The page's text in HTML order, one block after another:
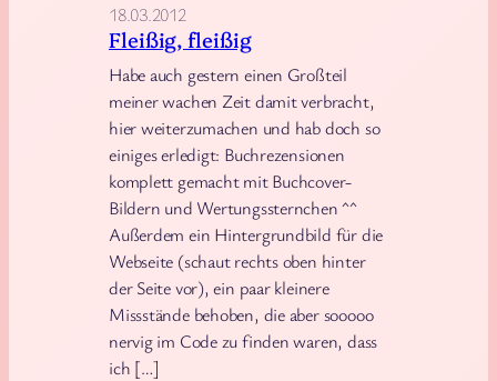
m
e
n
f
a
s
s
u
n
g
18.03.2012
Fleißig, fleißig
Habe auch gestern einen Großteil
meiner wachen Zeit damit verbracht,
hier weiterzumachen und hab doch so
einiges erledigt: Buchrezensionen
komplett gemacht mit Buchcover-
Bildern und Wertungssternchen ^^
Außerdem ein Hintergrundbild für die
Webseite (schaut rechts oben hinter
der Seite vor), ein paar kleinere
Missstände behoben, die aber sooooo
nervig im Code zu finden waren, dass
ich […]